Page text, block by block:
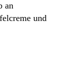
an
und